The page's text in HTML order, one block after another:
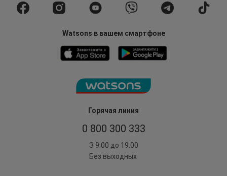
Горячая линия
0 800 300 333
З 9:00 до 19:00
Без выходных
Watsons в вашем смартфоне